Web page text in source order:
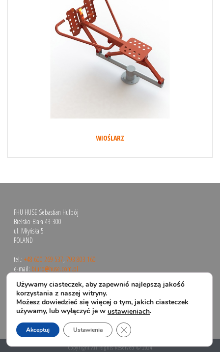
WIOŚLARZ
FHU HUSE Sebastian Hulbój
Bielsko-Biała 43-300
ul. Młyńska 5
POLAND
tel.:+48 600 269 537,793 803 160
e-mail: biuro@huse.com.pl
Copyright All Rights Reserved © 2024
Używamy ciasteczek, aby zapewnić najlepszą jakość
korzystania z naszej witryny.
Możesz dowiedzieć się więcej o tym, jakich ciasteczek
używamy, lub wyłączyć je w ustawieniach.
Akceptuj Ustawienia Zamknij panel powiadomień o